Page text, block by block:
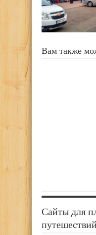
Вам также
Сайты для